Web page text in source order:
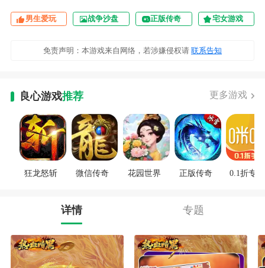
男生爱玩 战争沙盘 正版传奇 宅女游戏
免责声明：本游戏来自网络，若涉嫌侵权请 联系告知
良心游戏推荐 更多游戏
狂龙怒斩 微信传奇 花园世界 正版传奇 0.1折专区
详情 专题